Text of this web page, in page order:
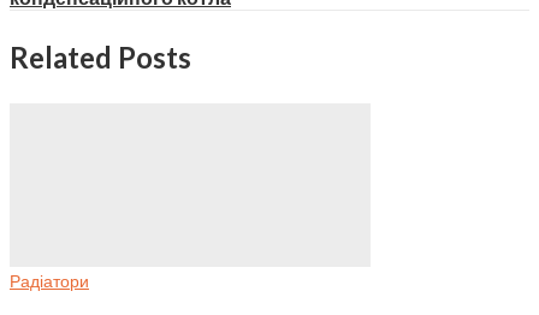
Related Posts
Радіатори